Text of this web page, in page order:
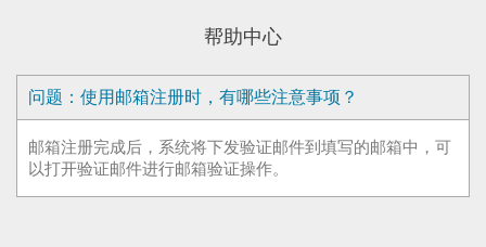
帮助中心
问题：使用邮箱注册时，有哪些注意事项？
邮箱注册完成后，系统将下发验证邮件到填写的邮箱中，可
以打开验证邮件进行邮箱验证操作。